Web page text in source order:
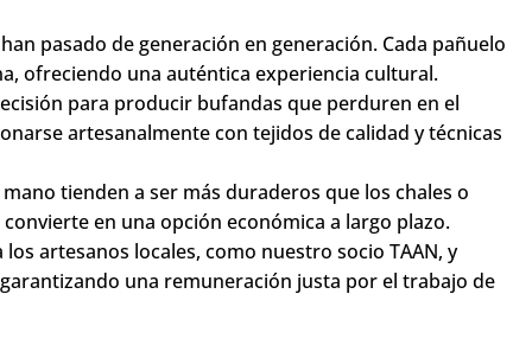
lo que añade un toque de originalidad a su
pasado de generación en generación. Cada pañuelo
ofreciendo una auténtica experiencia cultural.
para producir bufandas que perduren en el
artesanalmente con tejidos de calidad y técnicas
tienden a ser más duraderos que los chales o
en una opción económica a largo plazo.
artesanos locales, como nuestro socio TAAN, y
una remuneración justa por el trabajo de